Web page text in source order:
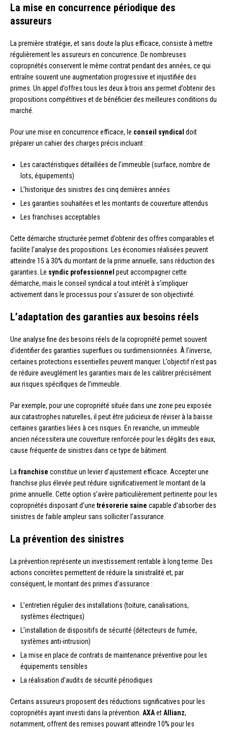
La mise en concurrence périodique des
assureurs
La première stratégie, et sans doute la plus efficace, consiste à mettre
régulièrement les assureurs en concurrence. De nombreuses
copropriétés conservent le même contrat pendant des années, ce qui
entraîne souvent une augmentation progressive et injustifiée des
primes. Un appel d’offres tous les deux à trois ans permet d’obtenir des
propositions compétitives et de bénéficier des meilleures conditions du
marché.
Pour une mise en concurrence efficace, le conseil syndical doit
préparer un cahier des charges précis incluant :
Les caractéristiques détaillées de l’immeuble (surface, nombre de
lots, équipements)
L’historique des sinistres des cinq dernières années
Les garanties souhaitées et les montants de couverture attendus
Les franchises acceptables
Cette démarche structurée permet d’obtenir des offres comparables et
facilite l’analyse des propositions. Les économies réalisées peuvent
atteindre 15 à 30% du montant de la prime annuelle, sans réduction des
garanties. Le syndic professionnel peut accompagner cette
démarche, mais le conseil syndical a tout intérêt à s’impliquer
activement dans le processus pour s’assurer de son objectivité.
L’adaptation des garanties aux besoins réels
Une analyse fine des besoins réels de la copropriété permet souvent
d’identifier des garanties superflues ou surdimensionnées. À l’inverse,
certaines protections essentielles peuvent manquer. L’objectif n’est pas
de réduire aveuglément les garanties mais de les calibrer précisément
aux risques spécifiques de l’immeuble.
Par exemple, pour une copropriété située dans une zone peu exposée
aux catastrophes naturelles, il peut être judicieux de réviser à la baisse
certaines garanties liées à ces risques. En revanche, un immeuble
ancien nécessitera une couverture renforcée pour les dégâts des eaux,
cause fréquente de sinistres dans ce type de bâtiment.
La franchise constitue un levier d’ajustement efficace. Accepter une
franchise plus élevée peut réduire significativement le montant de la
prime annuelle. Cette option s’avère particulièrement pertinente pour les
copropriétés disposant d’une trésorerie saine capable d’absorber des
sinistres de faible ampleur sans solliciter l’assurance.
La prévention des sinistres
La prévention représente un investissement rentable à long terme. Des
actions concrètes permettent de réduire la sinistralité et, par
conséquent, le montant des primes d’assurance :
L’entretien régulier des installations (toiture, canalisations,
systèmes électriques)
L’installation de dispositifs de sécurité (détecteurs de fumée,
systèmes anti-intrusion)
La mise en place de contrats de maintenance préventive pour les
équipements sensibles
La réalisation d’audits de sécurité périodiques
Certains assureurs proposent des réductions significatives pour les
copropriétés ayant investi dans la prévention. AXAetAllianz,
notamment, offrent des remises pouvant atteindre 10% pour les